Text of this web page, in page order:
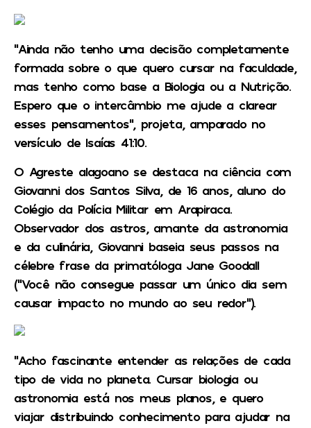
“Ainda não tenho uma decisão completamente
formada sobre o que quero cursar na faculdade,
mas tenho como base a Biologia ou a Nutrição.
Espero que o intercâmbio me ajude a clarear
esses pensamentos”, projeta, amparado no
versículo de Isaías 41:10.
O Agreste alagoano se destaca na ciência com
Giovanni dos Santos Silva, de 16 anos, aluno do
Colégio da Polícia Militar em Arapiraca.
Observador dos astros, amante da astronomia
e da culinária, Giovanni baseia seus passos na
célebre frase da primatóloga Jane Goodall
(“Você não consegue passar um único dia sem
causar impacto no mundo ao seu redor”).
“Acho fascinante entender as relações de cada
tipo de vida no planeta. Cursar biologia ou
astronomia está nos meus planos, e quero
viajar distribuindo conhecimento para ajudar na